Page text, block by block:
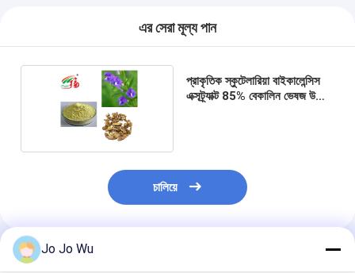
এর সেরা মূল্য পান
প্রাকৃতিক স্কুটেলারিয়া বাইকালেন্সিস
এক্সট্র্যাক্ট 85% বেকালিন ভেষজ উদ্ভিদ
চালিয়ে
প্রস্তাবিত পণ্য
Jo Jo Wu